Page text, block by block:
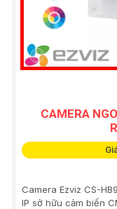
CAMERA
Camera Ezviz CS-
IP sở hữu cảm biến